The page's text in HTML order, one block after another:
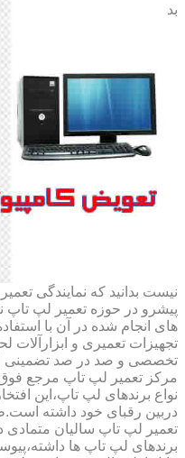
بد
نیست بدانید که نمایندگی
پیشرو در حوزه تعمیر لپ
های انجام شده در آن با
تجهیزات تعمیری و
تخصصی و صد در صد تضمینی
مرکز تعمیر لپ تاپ مرجع
نواع برندهای لپ تاپ،این
دربین رقبای خود داشته
تعمیر لپ تاپ سالیان
برندهای لپ تاپ ها